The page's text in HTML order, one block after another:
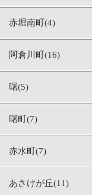
赤堀南町(4)
阿倉川町(16)
曙(5)
曙町(7)
赤水町(7)
あさけが丘(11)